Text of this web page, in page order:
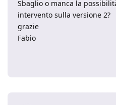
Sbaglio o manca la
intervento sulla versione 2?
grazie
Fabio